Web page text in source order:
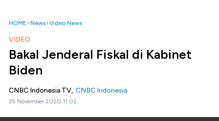
HOME News Video News
VIDEO
Bakal Jenderal Fiskal di Kabinet
Biden
CNBC Indonesia TV, CNBC Indonesia
25 November 2020 11:02